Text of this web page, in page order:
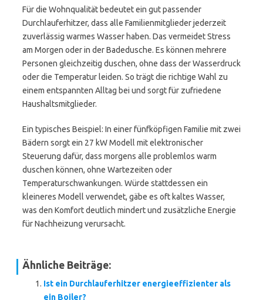
Für die Wohnqualität bedeutet ein gut passender
Durchlauferhitzer, dass alle Familienmitglieder jederzeit
zuverlässig warmes Wasser haben. Das vermeidet Stress
am Morgen oder in der Badedusche. Es können mehrere
Personen gleichzeitig duschen, ohne dass der Wasserdruck
oder die Temperatur leiden. So trägt die richtige Wahl zu
einem entspannten Alltag bei und sorgt für zufriedene
Haushaltsmitglieder.
Ein typisches Beispiel: In einer fünfköpfigen Familie mit zwei
Bädern sorgt ein 27 kW Modell mit elektronischer
Steuerung dafür, dass morgens alle problemlos warm
duschen können, ohne Wartezeiten oder
Temperaturschwankungen. Würde stattdessen ein
kleineres Modell verwendet, gäbe es oft kaltes Wasser,
was den Komfort deutlich mindert und zusätzliche Energie
für Nachheizung verursacht.
Ähnliche Beiträge:
Ist ein Durchlauferhitzer energieeffizienter als
ein Boiler?